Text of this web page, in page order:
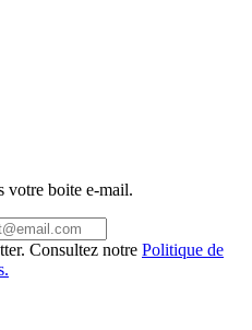
votre boite e-mail.
Consultez notre Politique de